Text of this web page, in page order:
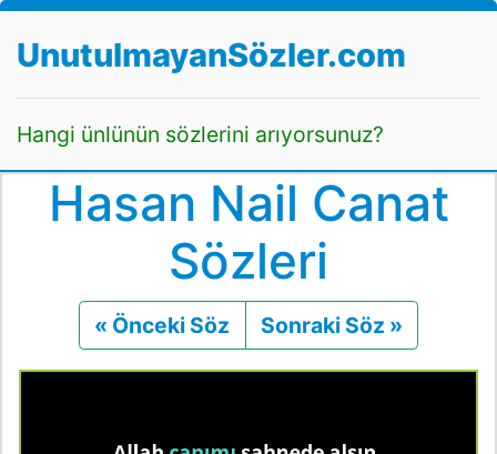
UnutulmayanSözler.com
Hangi ünlünün sözlerini arıyorsunuz?
Hasan Nail Canat
Sözleri
« Önceki Söz Önceki
Sonraki Söz »